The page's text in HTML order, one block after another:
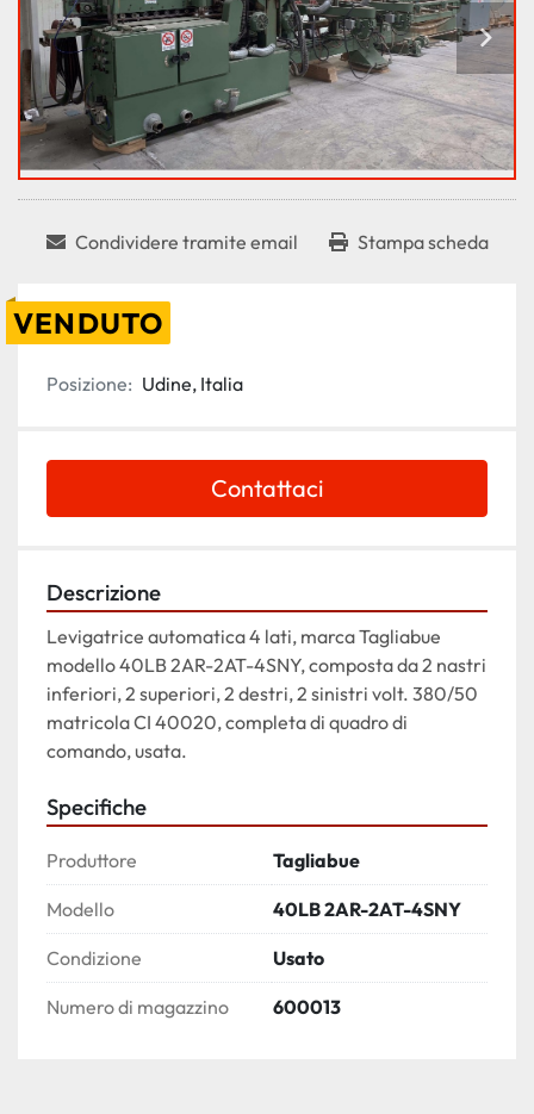
Condividere tramite email Stampa scheda
VENDUTO
Posizione: Udine, Italia
Contattaci
Descrizione
Levigatrice automatica 4 lati, marca Tagliabue
modello 40LB 2AR-2AT-4SNY, composta da 2 nastri
inferiori, 2 superiori, 2 destri, 2 sinistri volt. 380/50
matricola CI 40020, completa di quadro di
comando, usata.
Specifiche
Produttore Tagliabue
Modello 40LB 2AR-2AT-4SNY
Condizione Usato
Numero di magazzino 600013